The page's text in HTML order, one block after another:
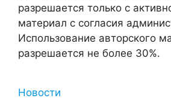
разрешается только с
материал с согласия
Использование авторского
разрешается не более 30%.
Новости